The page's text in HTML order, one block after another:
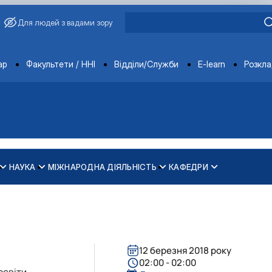
Для людей з вадами зору
Факультети / ННІ Відділи/Служби E-learn
НАУКА МІЖНАРОДНА ДІЯЛЬНІСТЬ
рівності у …
КАФЕДРИ
12 березня 2018 року
02:00 - 02:00